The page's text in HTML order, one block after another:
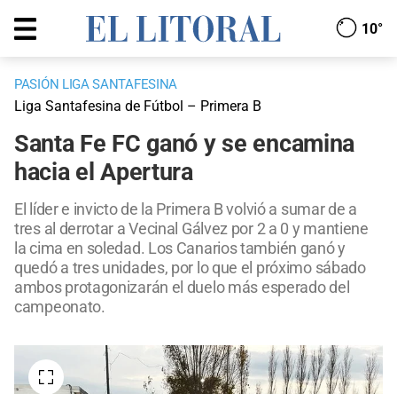
10°
PASIÓN LIGA SANTAFESINA
Liga Santafesina de Fútbol – Primera B
Santa Fe FC ganó y se encamina
hacia el Apertura
El líder e invicto de la Primera B volvió a sumar de a
tres al derrotar a Vecinal Gálvez por 2 a 0 y mantiene
la cima en soledad. Los Canarios también ganó y
quedó a tres unidades, por lo que el próximo sábado
ambos protagonizarán el duelo más esperado del
campeonato.